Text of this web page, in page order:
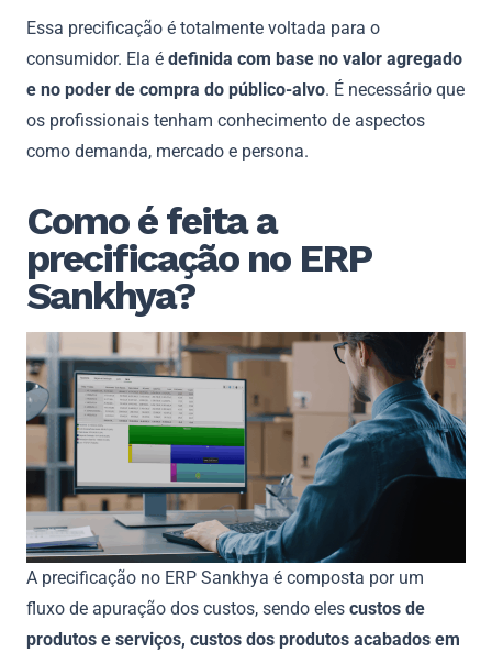
Essa precificação é totalmente voltada para o
consumidor. Ela é definida com base no valor agregado
e no poder de compra do público-alvo. É necessário que
os profissionais tenham conhecimento de aspectos
como demanda, mercado e persona.
Como é feita a
precificação no ERP
Sankhya?
A precificação no ERP Sankhya é composta por um
fluxo de apuração dos custos, sendo eles custos de
produtos e serviços, custos dos produtos acabados em